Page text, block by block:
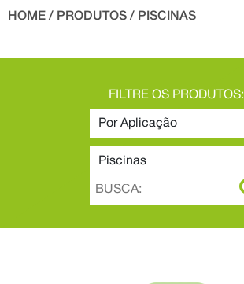
HOME / PRODUTOS / PISCINAS
FILTRE OS PRODUTOS: